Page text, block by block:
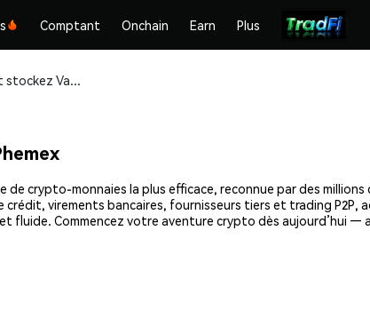
Comptant Onchain Earn Plus
Achetez et stockez ValiDAO (VDO) en toute sécurité
de crypto-monnaies la plus efficace, reconnue par des
virements bancaires, fournisseurs tiers et trading
fluide. Commencez votre aventure crypto dès aujourd’hui